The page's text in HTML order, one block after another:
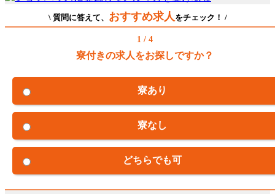
\ 質問に答えて、 おすすめ求人をチェック！ /
1 / 4
寮付きの求人をお探しですか？
寮あり
寮なし
どちらでも可